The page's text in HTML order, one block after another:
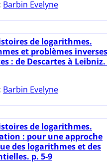
Barbin Evelyne
de logarithmes.
et problèmes
: de Descartes à Leibniz.
Barbin Evelyne
de logarithmes.
: pour une approche
des logarithmes et des
p. 5-9